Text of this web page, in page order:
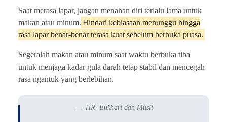
Saat merasa lapar, jangan menahan diri terlalu lama untuk
makan atau minum. Hindari kebiasaan menunggu hingga
rasa lapar benar-benar terasa kuat sebelum berbuka puasa.
Segeralah makan atau minum saat waktu berbuka tiba
untuk menjaga kadar gula darah tetap stabil dan mencegah
rasa ngantuk yang berlebihan.
HR. Bukhari dan Musli